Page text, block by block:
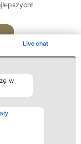
Live chat
w
Kontakt
Kontakt